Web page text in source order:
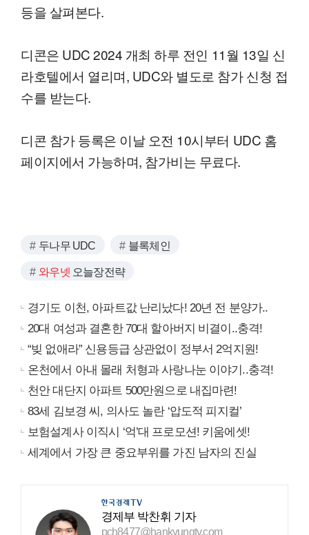
등을 살펴본다.
디콘은 UDC 2024 개최 하루 전인 11월 13일 신
라호텔에서 열리며, UDC와 별도로 참가 신청 접
수를 받는다.
디콘 참가 등록은 이날 오전 10시부터 UDC 홈
페이지에서 가능하며, 참가비는 무료다.
두나무 UDC 블록체인
와우넷 오늘장전략
경기도 이천, 아파트값 난리났다! 20년 전 분양가..
20대 여성과 결혼한 70대 할아버지 비결이..충격!
“빚 없애라” 신용등급 상관없이 정부서 2억지원!
온천에서 아내 몰래 처형과 사랑나눈 이야기..충격!
천안 대단지 아파트 500만원으로 내집마련!
83세 김보경 씨, 의사도 놀란 ‘압도적 피지컬’
보험설계사 이직시 ‘억’대 프로모션! 키움에셋!
세계에서 가장 큰 중요부위를 가진 남자의 진실
경제부 박찬휘 기자
pch8477@hankyungtv.com